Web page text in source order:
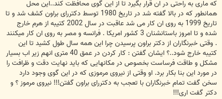
که ماری به راحتی در ان قرار بگیرد تا از این گوی محافظت کند..این محل
همانطور که در بالا گفته شد در تاریخ 1980 توسط دکتررای براون کشف شد و تا
تاریخ 1999 به روی ان کار می شد عاقبت در سال 2002 کتیبه از هرم خارج
شده و تا امروز باستانشنان 3 کشور امریکا . فرانسه و مصر به روی ان کار میکنند
. وقتی خبرنگاران از دکتر براون پرسیدن چرا این همه سال طول کشید تا این
کتیبه خارج شود..؟ ایشان گفتن : کار کردن در عمق 40 متری انهم زیر اب بسیار
مشکل و طاقت فرساست بخصوص در مکانهایی که باید نهایت دقت و ظرافت را
در مورد این بنا بکار برد. او وقتی از نیروی مرموزی که در این گوی وجود دارد
سخن گفت تمام خبرنگاران با تعجب به دکتررای براون گفتن!!! نیروی مرموز ؟ و
دکتر گفت اری!!!